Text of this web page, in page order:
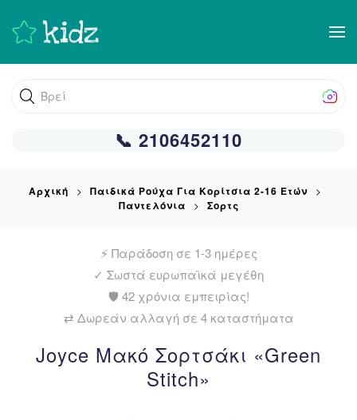
Skip
to
content
Βρείτε αυτό
📞 2106452110
Αρχική
Παιδικά Ρούχα Για Κορίτσια 2-16 Ετών
Παντελόνια
Σορτς
⚡ Παράδοση σε 1-3 ημέρες
✓ Σωστά ευρωπαϊκά μεγέθη
🛡️ 42 χρόνια εμπειρίας!
⇄ Δωρεάν αλλαγή σε 4 καταστήματα
Joyce Μακό Σορτσάκι «Green
Stitch»